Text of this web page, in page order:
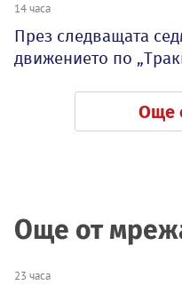
14 часа
През следващата
движението по
Още
Още от
23 часа